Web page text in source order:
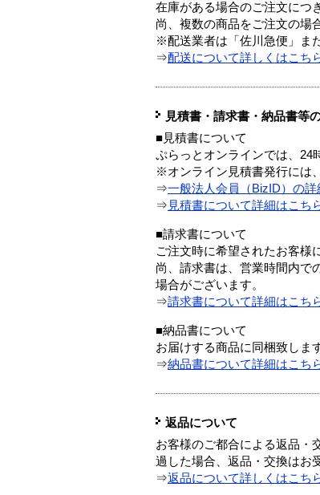
在庫がある場合のご注文につ
尚、複数の商品をご注文の場
※配送業者は「佐川急便」ま
⇒配送について詳しくはこち
見積書・請求書・納品書等
■見積書について
ぷらっとオンラインでは、24
※オンライン見積書発行には
⇒一般法人会員（BizID）の詳
⇒ 見積書について詳細はこち
■請求書について
ご注文時に希望されたお客様
尚、請求書は、営業時間内で
場合がございます。
⇒請求書について詳細はこち
■納品書について
お届けする商品に同梱致しま
⇒納品書について詳細はこち
返品について
お客様のご都合による返品・
過した場合、返品・交換はお
⇒返品について詳しくはこち